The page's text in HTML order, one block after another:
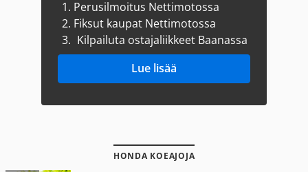
1. Perusilmoitus Nettimotossa
2. Fiksut kaupat Nettimotossa
3. Kilpailuta ostajaliikkeet Baanassa
Lue lisää
HONDA KOEAJOJA